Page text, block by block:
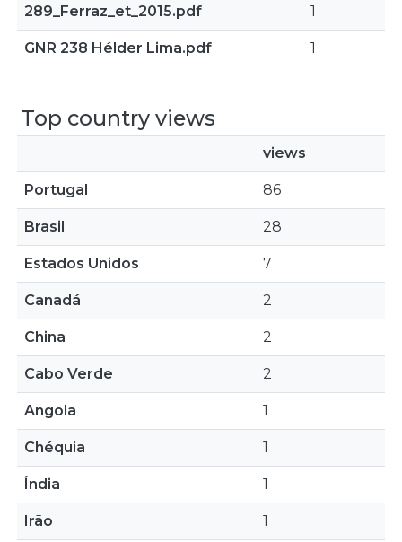
289_Ferraz_et_2015.pdf 1
GNR 238 Hélder Lima.pdf 1
Top country views
views
Portugal 86
Brasil 28
Estados Unidos 7
Canadá 2
China 2
Cabo Verde 2
Angola 1
Chéquia 1
Índia 1
Irão 1